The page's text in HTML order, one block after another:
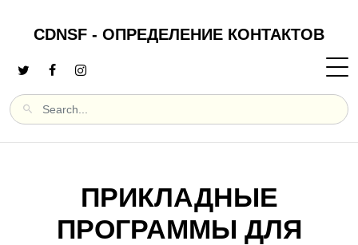
CDNSF - ОПРЕДЕЛЕНИЕ КОНТАКТОВ
ПРИКЛАДНЫЕ
ПРОГРАММЫ ДЛЯ